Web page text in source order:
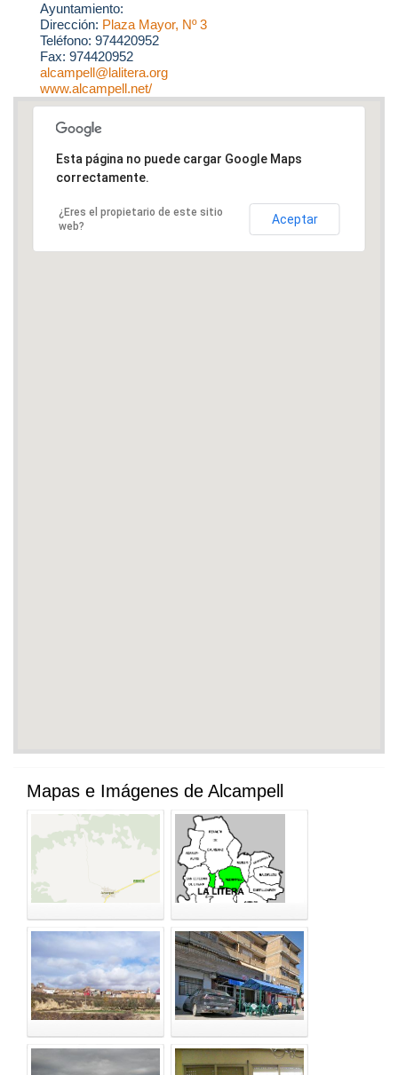
Ayuntamiento:
Dirección: Plaza Mayor, Nº 3
Teléfono: 974420952
Fax: 974420952
alcampell@lalitera.org
www.alcampell.net/
Esta página no puede cargar Google Maps
correctamente.
¿Eres el propietario de este sitio
web?
Aceptar
Mapas e Imágenes de Alcampell